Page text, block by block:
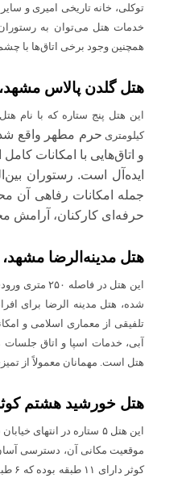
توکلی، خانه تاریخی امیری و
خدمات هتل می‌توان به
همچنین وجود برخی اتاق‌ها با
هتل گلدن پالاس مشهد،
کیلومتری حرم مطهر واقع
و اتاق‌هایی با امکانات
ایده‌آل است. رستوران
جمله امکانات رفاهی آن
حرفه‌ای کارکنان، آرامش
هتل مدینه‌الرضا
این هتل در
تلفیقی از معماری اسلامی و
آبی، خدمات اسپا و اتاق
هتل است. مهمانان معمولاً از
هتل خورشید هشتم کوثر مشهد،
موقعیت مکانی آن، دسترسی